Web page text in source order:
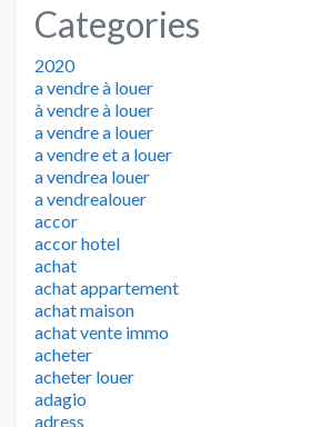
Categories
2020
a vendre à louer
à vendre à louer
a vendre a louer
a vendre et a louer
a vendrea louer
a vendrealouer
accor
accor hotel
achat
achat appartement
achat maison
achat vente immo
acheter
acheter louer
adagio
adress